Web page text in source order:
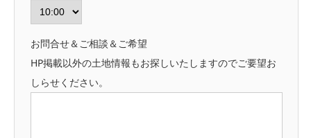
お問合せ＆ご相談＆ご希望
HP掲載以外の土地情報もお探しいたしますのでご要望お
しらせください。